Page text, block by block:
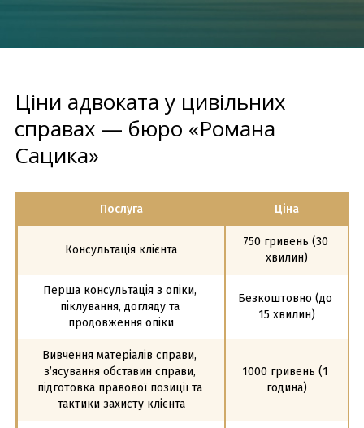
Ціни адвоката у цивільних
справах — бюро «Романа
Сацика»
Послуга Ціна
Консультація клієнта
750 гривень (30
хвилин)
Перша консультація з опіки,
піклування, догляду та
продовження опіки
Безкоштовно (до
15 хвилин)
Вивчення матеріалів справи,
з’ясування обставин справи,
підготовка правової позиції та
тактики захисту клієнта
1000 гривень (1
година)